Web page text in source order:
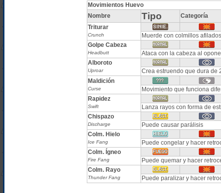
Movimientos Huevo
Nombre
Tipo
Categoría
Triturar
Crunch
Muerde con colmillos
Golpe Cabeza
Headbutt
Ataca con la cabeza al
Alboroto
Uproar
Crea estruendo que dura de
Maldición
Curse
Movimiento que funciona
Rapidez
Swift
Lanza rayos con forma de
Chispazo
Discharge
Puede causar parálisis
Colm. Hielo
Ice Fang
Puede congelar y hacer
Colm. Ígneo
Fire Fang
Puede quemar y hacer
Colm. Rayo
Thunder Fang Puede paralizar y hacer